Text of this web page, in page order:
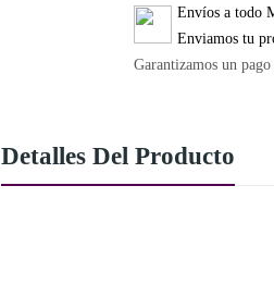
Envíos a todo
Enviamos tu
Garantizamos un
Detalles Del Producto